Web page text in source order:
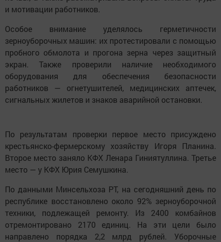
и мотивации работников.
Особое внимание уделялось герметичности
зерноуборочных машин: их протестировали с помощью
пробного обмолота и прогона зерна через защитный
экран. Также проверили наличие необходимого
оборудования для обеспечения безопасности
работников — огнетушителей, медицинских аптечек,
сигнальных жилетов и знаков аварийной остановки.
По результатам проверки первое место присуждено
крестьянско-фермерскому хозяйству Игоря Планина.
Второе место заняло КФХ Ленара Гиниятуллина. Третье
место — у КФХ Юрия Семушкина.
По данными Минсельхоза РТ, на сегодняшний день по
республике восстановлено около 92% зерноуборочной
техники, подлежащей ремонту. Из 2400 комбайнов
отремонтировано 2170 единиц. На эти цели было
направлено порядка 2,2 млрд рублей. Уборочные